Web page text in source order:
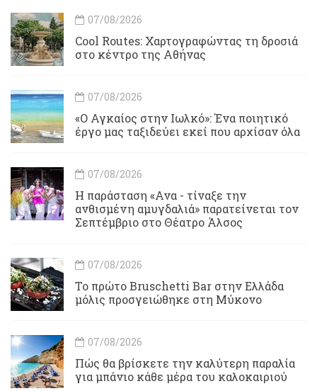
07/08/2026
Cool Routes: Χαρτογραφώντας τη δροσιά
στο κέντρο της Αθήνας
07/08/2026
«Ο Αγκαίος στην Ιωλκό»: Ένα ποιητικό
έργο μας ταξιδεύει εκεί που αρχίσαν όλα
07/08/2026
Η παράσταση «Ανα - τίναξε την
ανθισμένη αμυγδαλιά» παρατείνεται τον
Σεπτέμβριο στο Θέατρο Άλσος
07/08/2026
Το πρώτο Bruschetti Bar στην Ελλάδα
μόλις προσγειώθηκε στη Μύκονο
07/08/2026
Πώς θα βρίσκετε την καλύτερη παραλία
για μπάνιο κάθε μέρα του καλοκαιριού